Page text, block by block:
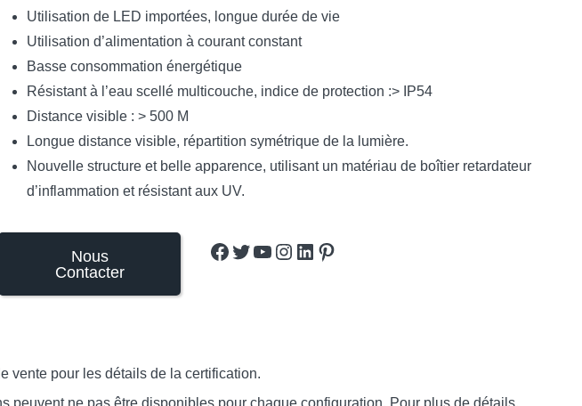
Utilisation de LED importées, longue durée de vie
Utilisation d’alimentation à courant constant
Basse consommation énergétique
Résistant à l’eau scellé multicouche, indice de protection :> IP54
Distance visible : > 500 M
Longue distance visible, répartition symétrique de la lumière.
Nouvelle structure et belle apparence, utilisant un matériau de boîtier retardateur
d’inflammation et résistant aux UV.
Nous
Contacter
Facebook Twitter YouTube Instagram LinkedIn Pinterest
vente pour les détails de la certification.
peuvent ne pas être disponibles pour chaque configuration. Pour plus de détails,